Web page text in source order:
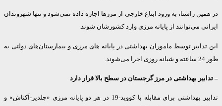
راستا، به ورود ابتاع خارجی از مرزها اجازه داده نمی‌شود و تنها شهروندان
می‌توانند از پایانه مرزی وارد کشورشان شوند.
توسط ماموران بهداشتی در پایانه های مرزی و بیمارستان‌های دولتی به
بهداشتی در مرز گرجستان در سطح بالا قرار دارد
تدابیر بهداشتی برای مقابله با کووید-19 در هر دو پایانه مرزی «چلدیر-آکتاش» و